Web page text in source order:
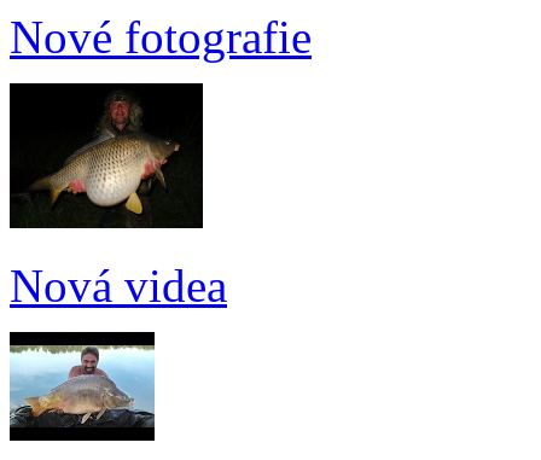
Nové fotografie
Nová videa